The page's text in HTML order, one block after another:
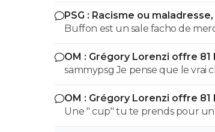
PSG : Racisme ou
écarte Suzuki
Buffon est un sale facho de
le numéro 88 cetait pas un
OM : Grégory Lorenzi offre 81
Frank McCourt
sammypsg Je pense que le vrai
situe entre 620 et 700 M
OM : Grégory Lorenzi offre 81
Frank McCourt
Une " cup" tu te prends pour un rosbeef
? Lol